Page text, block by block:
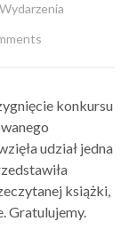
Wydarzenia
konkursu
udział jedna
książki,
Gratulujemy.